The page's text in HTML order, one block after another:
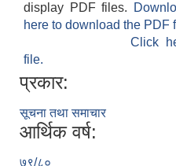
display PDF files.
here to download the PDF
Click
file.
प्रकार:
सूचना तथा समाचार
आर्थिक वर्ष:
७९/८०